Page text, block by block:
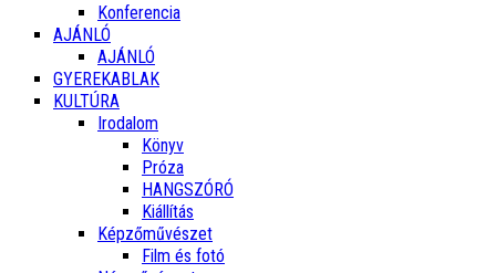
Konferencia
AJÁNLÓ
AJÁNLÓ
GYEREKABLAK
KULTÚRA
Irodalom
Könyv
Próza
HANGSZÓRÓ
Kiállítás
Képzőművészet
Film és fotó